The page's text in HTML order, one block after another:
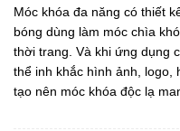
Móc khóa đa năng có thiết
bóng dùng làm móc chìa
thời trang. Và khi ứng dụng
thể inh khắc hình ảnh, logo,
tạo nên móc khóa độc lạ